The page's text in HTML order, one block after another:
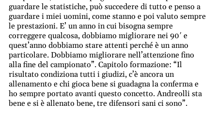
guardare le statistiche, può succedere di tutto e penso a
guardare i miei uomini, come stanno e poi valuto sempre
le prestazioni. E’ un anno in cui bisogna sempre
correggere qualcosa, dobbiamo migliorare nei 90′ e
quest’anno dobbiamo stare attenti perché è un anno
particolare. Dobbiamo migliorare nell’attenzione fino
alla fine del campionato”. Capitolo formazione: “Il
risultato condiziona tutti i giudizi, c’è ancora un
allenamento e chi gioca bene si guadagna la conferma e
ho sempre portato avanti questo concetto. Andreolli sta
bene e si è allenato bene, tre difensori sani ci sono”.